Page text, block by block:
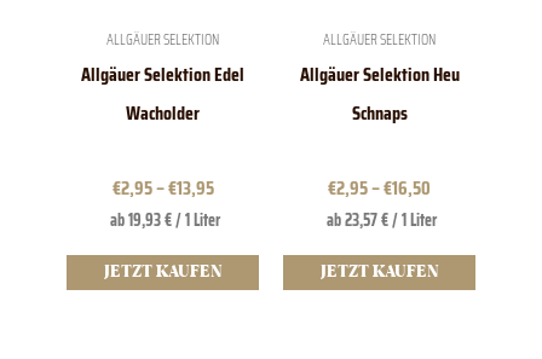
ALLGÄUER SELEKTION
Allgäuer Selektion Edel
Wacholder
€2,95–€13,95
ab 19,93 € / 1 Liter
JETZT KAUFEN
der
gewählt
ALLGÄUER SELEKTION
Allgäuer Selektion Heu
Schnaps
€2,95–€16,50
ab 23,57 € / 1 Liter
JETZT KAUFEN
der
gewählt